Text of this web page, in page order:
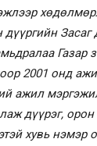
дүүргийн
Газар
2001 онд
ажил
дүүрэг, орон
хувь нэмэр